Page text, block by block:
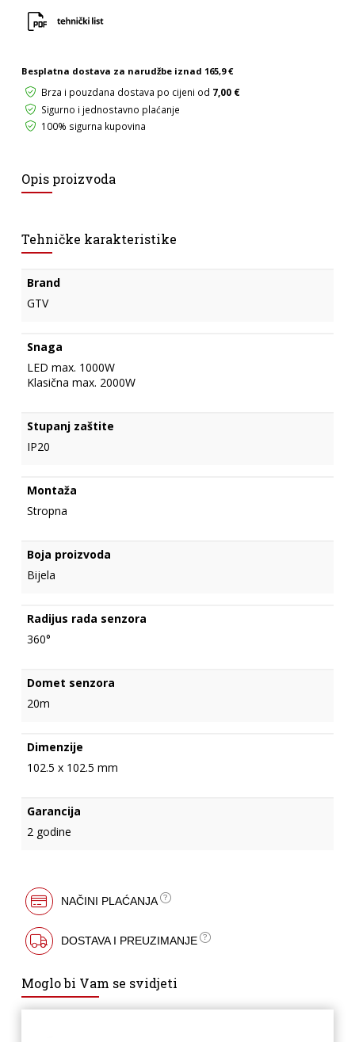
20M
Besplatna dostava za narudžbe iznad 165,9 €
Brza i pouzdana dostava po cijeni od 7,00 €
Sigurno i jednostavno plaćanje
100% sigurna kupovina
Opis proizvoda
Tehničke karakteristike
Brand
GTV
Snaga
LED max. 1000W
Klasična max. 2000W
Stupanj zaštite
IP20
Montaža
Stropna
Boja proizvoda
Bijela
Radijus rada senzora
360°
Domet senzora
20m
Dimenzije
102.5 x 102.5 mm
Garancija
2 godine
NAČINI PLAĆANJA
DOSTAVA I PREUZIMANJE
Moglo bi Vam se svidjeti